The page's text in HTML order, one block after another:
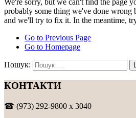
We're sorry, but we can't find the page
probably some thing we've done
and we'll try to fix it. In the meantime,
Go to Previous Page
Go to Homepage
Пошук:
КОНТАКТИ
☎ (973) 292-9800 x 3040